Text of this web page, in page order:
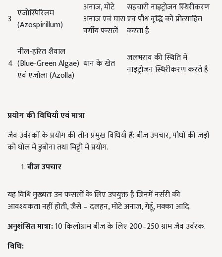
3 एजोस्पिरिलम
(Azospirillum)
अनाज, मोटे
अनाज एवं घास
वर्गीय फसलें
सहचारी नाइट्रोजन स्थिरीकरण
एवं पौध वृद्धि को प्रोत्साहित
करता है
4
नील-हरित शैवाल
(Blue-Green Algae)
एवं एजोला (Azolla)
धान के खेत
जलभराव की स्थिति में
नाइट्रोजन स्थिरीकरण करते हैं
प्रयोगकीविधियाँएवंमात्रा
जैव उर्वरकों के प्रयोग की तीन प्रमुख विधियाँ हैं: बीज उपचार, पौधों की जड़ों
को घोल में डुबोना तथा मिट्टी में प्रयोग.
बीजउपचार
यह विधि मुख्यतः उन फसलों के लिए उपयुक्त है जिनमें नर्सरी की
आवश्यकता नहीं होती, जैसे – दलहन, मोटे अनाज, गेहूँ, मक्का आदि.
अनुशंसितमात्रा:10 किलोग्राम बीज के लिए 200–250 ग्राम जैव उर्वरक.
विधि: